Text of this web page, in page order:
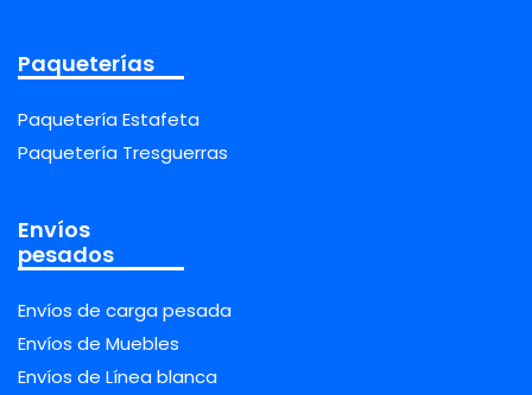
Paqueterías
Paquetería Estafeta
Paquetería Tresguerras
Envíos
pesados
Envíos de carga pesada
Envíos de Muebles
Envíos de Línea blanca